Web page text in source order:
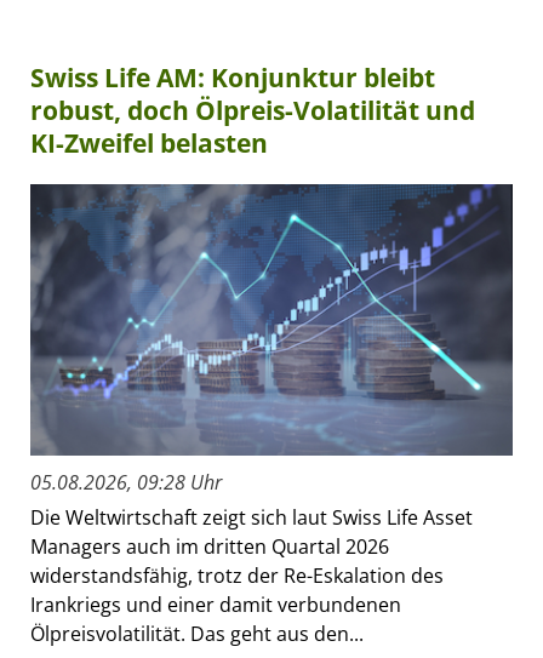
Swiss Life AM: Konjunktur bleibt
robust, doch Ölpreis-Volatilität und
KI-Zweifel belasten
05.08.2026, 09:28 Uhr
Die Weltwirtschaft zeigt sich laut Swiss Life Asset
Managers auch im dritten Quartal 2026
widerstandsfähig, trotz der Re-Eskalation des
Irankriegs und einer damit verbundenen
Ölpreisvolatilität. Das geht aus den...